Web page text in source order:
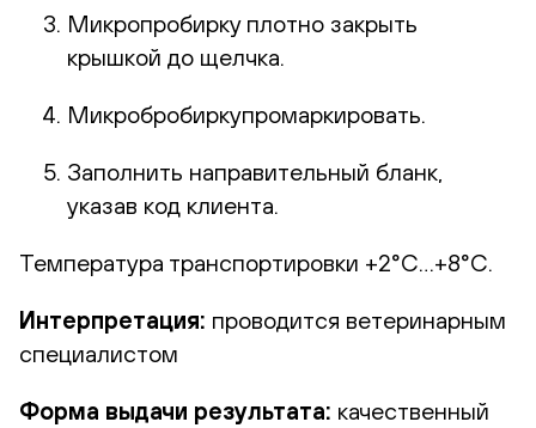
Микропробирку плотно закрыть
крышкой до щелчка.
Микробробиркупромаркировать.
Заполнить направительный бланк,
указав код клиента.
Температура транспортировки +2°С…+8°С.
Интерпретация: проводится ветеринарным
специалистом
Форма выдачи результата: качественный